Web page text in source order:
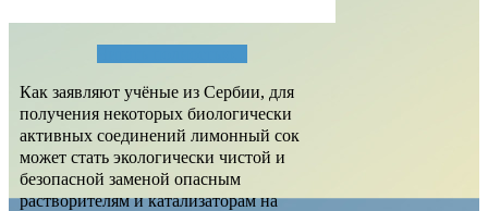
Как заявляют учёные из Сербии, для
получения некоторых биологически
активных соединений лимонный сок
может стать экологически чистой и
безопасной заменой опасным
растворителям и катализаторам на